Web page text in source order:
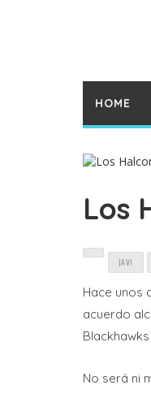
HOME
Los
JAVI
Hace unos
acuerdo
No será ni